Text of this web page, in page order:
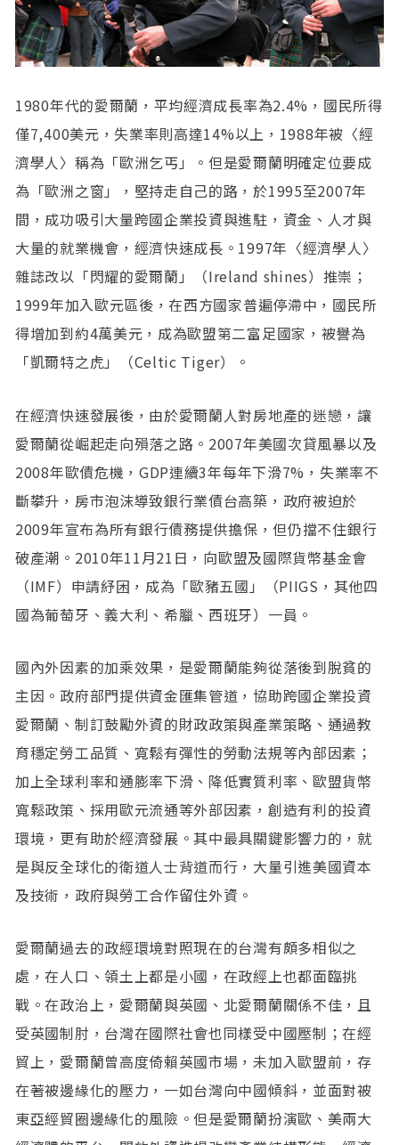
1980年代的愛爾蘭，平均經濟成長率為2.4%，國民所得
僅7,400美元，失業率則高達14%以上，1988年被〈經
濟學人〉稱為「歐洲乞丐」。但是愛爾蘭明確定位要成
為「歐洲之窗」，堅持走自己的路，於1995至2007年
間，成功吸引大量跨國企業投資與進駐，資金、人才與
大量的就業機會，經濟快速成長。1997年〈經濟學人〉
雜誌改以「閃耀的愛爾蘭」（Ireland shines）推崇；
1999年加入歐元區後，在西方國家普遍停滯中，國民所
得增加到約4萬美元，成為歐盟第二富足國家，被譽為
「凱爾特之虎」（Celtic Tiger）。
在經濟快速發展後，由於愛爾蘭人對房地產的迷戀，讓
愛爾蘭從崛起走向殞落之路。2007年美國次貸風暴以及
2008年歐債危機，GDP連續3年每年下滑7%，失業率不
斷攀升，房市泡沫導致銀行業債台高築，政府被迫於
2009年宣布為所有銀行債務提供擔保，但仍擋不住銀行
破產潮。2010年11月21日，向歐盟及國際貨幣基金會
（IMF）申請紓困，成為「歐豬五國」（PIIGS，其他四
國為葡萄牙、義大利、希臘、西班牙）一員。
國內外因素的加乘效果，是愛爾蘭能夠從落後到脫貧的
主因。政府部門提供資金匯集管道，協助跨國企業投資
愛爾蘭、制訂鼓勵外資的財政政策與產業策略、通過教
育穩定勞工品質、寬鬆有彈性的勞動法規等內部因素；
加上全球利率和通膨率下滑、降低實質利率、歐盟貨幣
寬鬆政策、採用歐元流通等外部因素，創造有利的投資
環境，更有助於經濟發展。其中最具關鍵影響力的，就
是與反全球化的衛道人士背道而行，大量引進美國資本
及技術，政府與勞工合作留住外資。
愛爾蘭過去的政經環境對照現在的台灣有頗多相似之
處，在人口、領土上都是小國，在政經上也都面臨挑
戰。在政治上，愛爾蘭與英國、北愛爾蘭關係不佳，且
受英國制肘，台灣在國際社會也同樣受中國壓制；在經
貿上，愛爾蘭曾高度倚賴英國市場，未加入歐盟前，存
在著被邊緣化的壓力，一如台灣向中國傾斜，並面對被
東亞經貿圈邊緣化的風險。但是愛爾蘭扮演歐、美兩大